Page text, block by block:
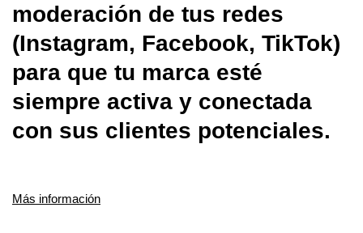
moderación de tus redes
(Instagram, Facebook, TikTok)
para que tu marca esté
siempre activa y conectada
con sus clientes potenciales.
Más información